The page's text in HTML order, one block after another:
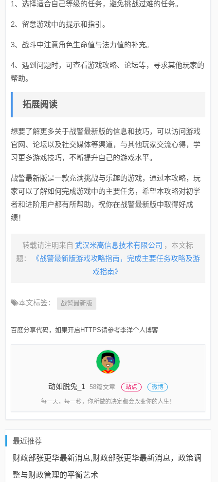
1、选择适合自己等级的任务，避免挑战过难的任务。
2、留意游戏中的提示和指引。
3、战斗中注意角色生命值与法力值的补充。
4、遇到问题时，可查看游戏攻略、论坛等，寻求其他玩家的
帮助。
拓展阅读
想要了解更多关于战警最新版的信息和技巧，可以访问游戏
官网、论坛以及社交媒体等渠道，与其他玩家交流心得，学
习更多游戏技巧，不断提升自己的游戏水平。
战警最新版是一款充满挑战与乐趣的游戏，通过本攻略，玩
家可以了解如何完成游戏中的主要任务，希望本攻略对初学
者和进阶用户都有所帮助，祝你在战警最新版中取得好成
绩！
转载请注明来自 武汉米高信息技术有限公司 ，本文标
题：
《战警最新版游戏攻略指南，完成主要任务攻略及游
戏指南》
本文标签： 战警最新版
百度分享代码，如果开启HTTPS请参考李洋个人博客
动如脱兔_1 58篇文章 站点 微博
每一天，每一秒，你所做的决定都会改变你的人生！
最近推荐
财政部张更华最新消息,财政部张更华最新消息，政策调
整与财政管理的平衡艺术